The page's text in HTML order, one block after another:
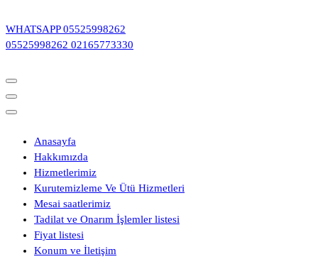
geç
WHATSAPP 05525998262
05525998262 02165773330
Anasayfa
Hakkımızda
Hizmetlerimiz
Kurutemizleme Ve Ütü Hizmetleri
Mesai saatlerimiz
Tadilat ve Onarım İşlemler listesi
Fiyat listesi
Konum ve İletişim